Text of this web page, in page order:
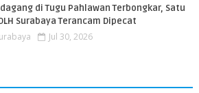
di Tugu Pahlawan Terbongkar, Satu
Surabaya Terancam Dipecat
Jul 30, 2026